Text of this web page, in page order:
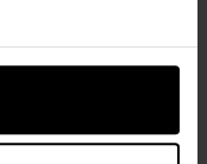
z liderów
nowoczesne